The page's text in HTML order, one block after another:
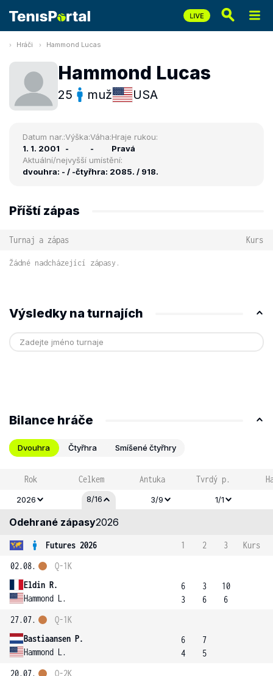
Hráči Hammond Lucas
Hammond Lucas
25 muž USA
Datum nar.:
1. 1. 2001
Výška:
-
Váha:
-
Hraje rukou:
Pravá
Aktuální/nejvyšší umístění:
dvouhra: - / -čtyřhra: 2085. / 918.
Příští zápas
Turnaj a zápas Kurs
Žádné nadcházející zápasy.
Výsledky na turnajích
Bilance hráče
Dvouhra Čtyřhra Smíšené čtyřhry
Rok Celkem Antuka Tvrdý p.
2026 8/16 3/9 1/1
Odehrané zápasy2026
Futures 2026 1 2 3
Kurs
02.08.
Eldin R.
Hammond L.
Q-1K
6
3
3
6
10
6
27.07.
Bastiaansen P.
Hammond L.
Q-1K
6
4
7
5
20.07.
Q-2K